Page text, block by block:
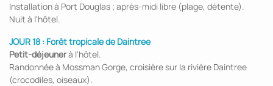
Installation à Port Douglas ; après-midi libre (plage, détente).
Nuit à l'hôtel.
JOUR 18 : Forêt tropicale de Daintree
Petit-déjeunerà l'hôtel.
Randonnée à Mossman Gorge, croisière sur la rivière Daintree
(crocodiles, oiseaux).